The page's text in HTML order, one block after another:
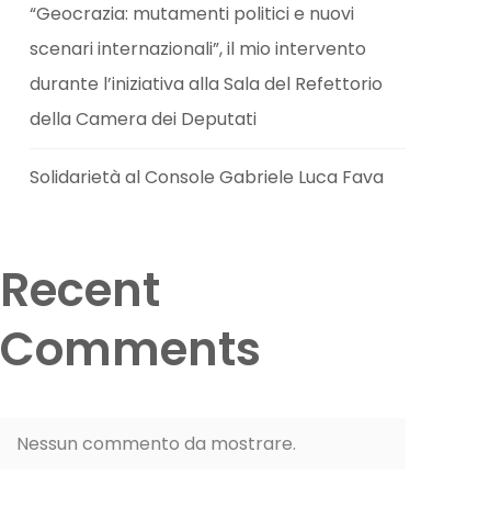
“Geocrazia: mutamenti politici e nuovi
scenari internazionali”, il mio intervento
durante l’iniziativa alla Sala del Refettorio
della Camera dei Deputati
Solidarietà al Console Gabriele Luca Fava
Recent
Comments
Nessun commento da mostrare.